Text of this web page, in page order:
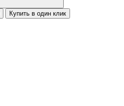
Купить в один клик